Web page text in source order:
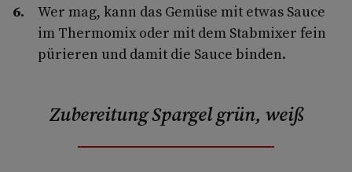
Wer mag, kann das Gemüse mit etwas Sauce
im Thermomix oder mit dem Stabmixer fein
pürieren und damit die Sauce binden.
Zubereitung Spargel grün, weiß